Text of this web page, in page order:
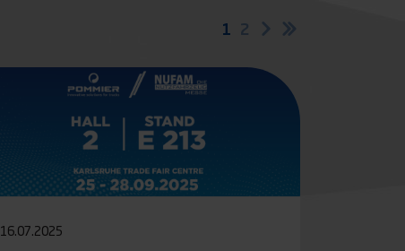
Aktuelle
1 Seite
2
Nächste
16.07.2025